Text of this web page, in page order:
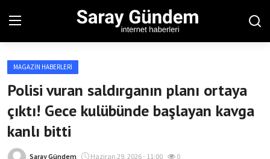
Ana Sayfa
Bölgesel
Son Dakika
MAGAZIN HABERLERI
Polisi vuran saldırganın planı ortaya
çıktı! Gece kulübünde başlayan kavga
kanlı bitti
Saray Gündem Haziran 29, 2026 - 11:00 0